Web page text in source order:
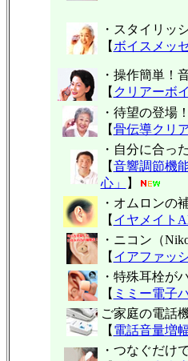
・スタイリッ
【 ボイスメッ
・操作簡単！
【 クリアーボ
・待望の登場！
【骨伝導クリ
・自分に合っ
【音響調節機
心」
】
・オムロンの
【 イヤメイト
・ニコン（
【 イアファッ
・特殊耳栓が
【 ミミー電子
ご家庭の電話
【 電話音量増
・つなぐだけ